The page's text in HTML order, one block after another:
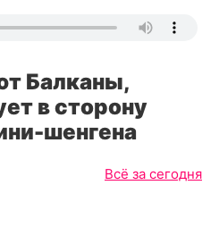
Балканы,
в сторону
шенгена
Всё за сегодня